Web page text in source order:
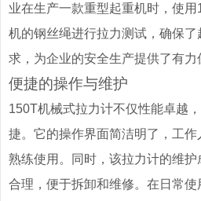
业在生产一款重型起重机时，使
机的钢丝绳进行拉力测试，确保
求，为企业的安全生产提供了有力
便捷的操作与维护
150T机械式拉力计不仅性能卓越
捷。它的操作界面简洁明了，工
熟练使用。同时，该拉力计的维
合理，便于拆卸和维修。在日常